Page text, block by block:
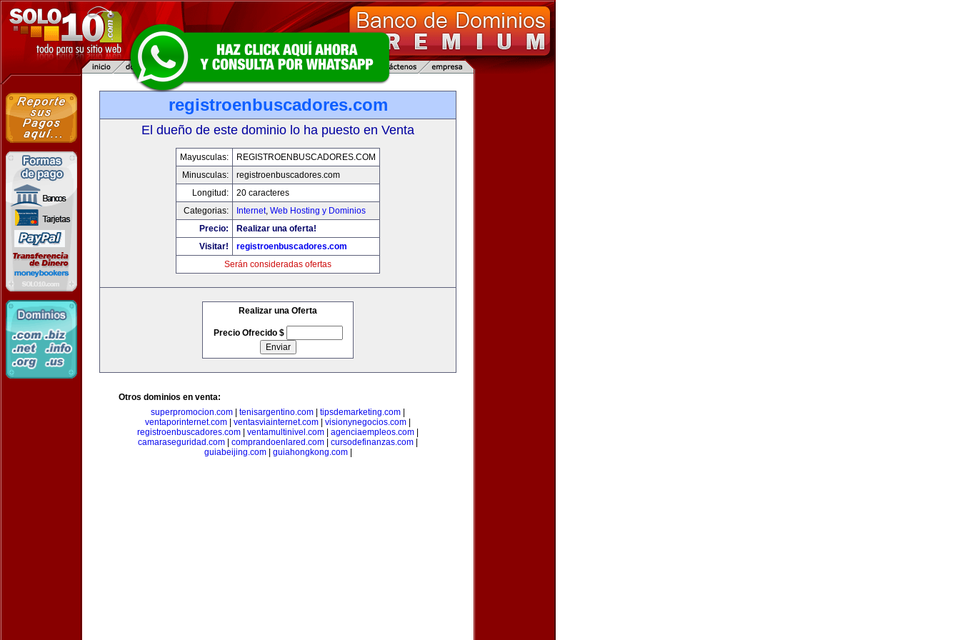
registroenbuscadores.com
El dueño de este dominio lo ha puesto en Venta
Mayusculas:
REGISTROENBUSCADORES.COM
Minusculas:
registroenbuscadores.com
Longitud:
20 caracteres
Categorias:
Internet, Web Hosting y Dominios
Precio:
Realizar una oferta!
Visitar!
registroenbuscadores.com
Serán consideradas ofertas
Realizar una Oferta
Precio Ofrecido $
Otros dominios en venta:
superpromocion.com
tenisargentino.com tipsdemarketing.com
ventaporinternet.com
ventasviainternet.com visionynegocios.com
registroenbuscadores.com
ventamultinivel.com agenciaempleos.com
camaraseguridad.com
comprandoenlared.com cursodefinanzas.com
guiabeijing.com| guiahongkong.com|